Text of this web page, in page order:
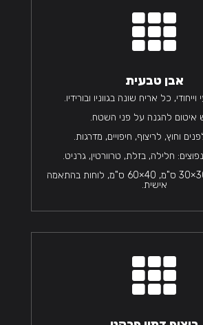

אבן טבעית
כל אריח שונה בגווניו ובורידיו.
איטום להגנה על פני השטח.
וחוץ, לריצוף, חיפויים, מדרגות.
חלילה, בזלת, טרוורטין, גרניט.
גדלים נפוצים: 30×30 ס"מ, 40×60 ס"מ, לוחות בהתאמה
אישית.
